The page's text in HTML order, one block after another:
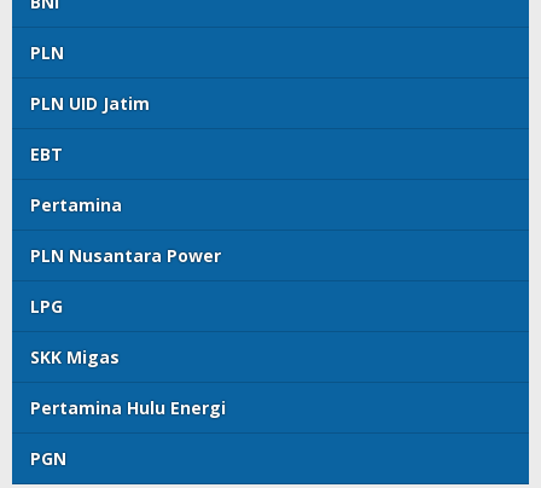
PLN
PLN UID Jatim
EBT
Pertamina
PLN Nusantara Power
LPG
SKK Migas
Pertamina Hulu Energi
PGN